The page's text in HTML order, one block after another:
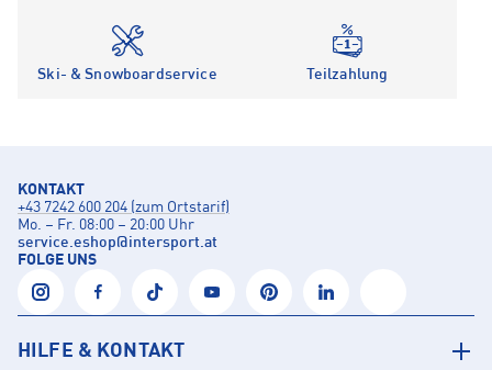
Ski- & Snowboardservice Teilzahlung
KONTAKT
+43 7242 600 204 (zum Ortstarif)
Mo. – Fr. 08:00 – 20:00 Uhr
service.eshop@intersport.at
FOLGE UNS
HILFE & KONTAKT